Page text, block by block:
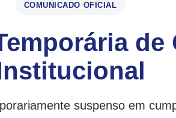
COMUNICADO OFICIAL
de
suspenso em